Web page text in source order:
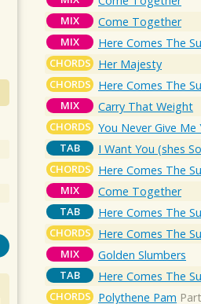
MIX Come Together
MIX Here Comes The
CHORDS Her Majesty
CHORDS Here Comes The
MIX Carry That Weight
CHORDS You Never Give Me
TAB I Want You (shes
CHORDS Here Comes The
MIX Come Together
TAB Here Comes The
CHORDS Here Comes The
MIX Golden Slumbers
TAB Here Comes The
CHORDS Polythene Pam Part